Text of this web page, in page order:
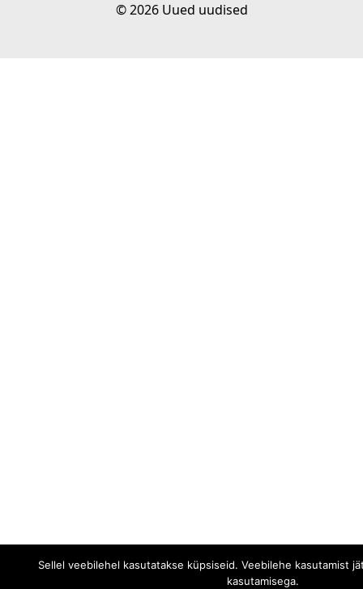
© 2026 Uued uudised
Sellel veebilehel kasutatakse küpsiseid. Veebilehe kasutamist
kasutamisega.